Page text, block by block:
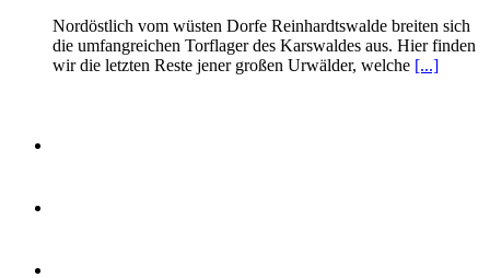
Nordöstlich vom wüsten Dorfe Reinhardtswalde breiten sich
die umfangreichen Torflager des Karswaldes aus. Hier finden
wir die letzten Reste jener großen Urwälder, welche [...]